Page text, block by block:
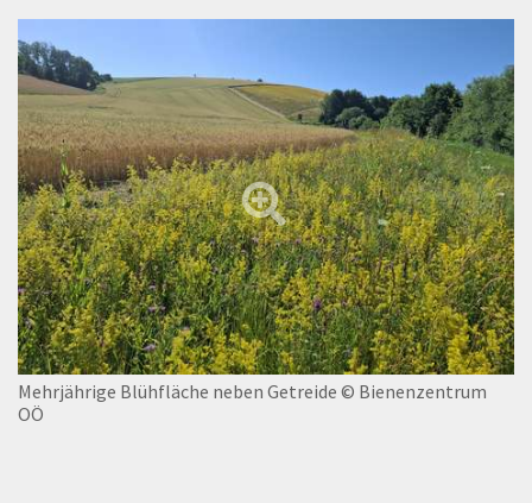
Mehrjährige Blühfläche neben Getreide © Bienenzentrum
OÖ